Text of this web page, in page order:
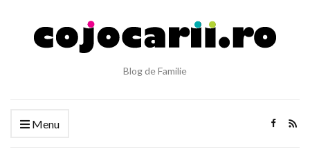
Blog de Familie
Menu